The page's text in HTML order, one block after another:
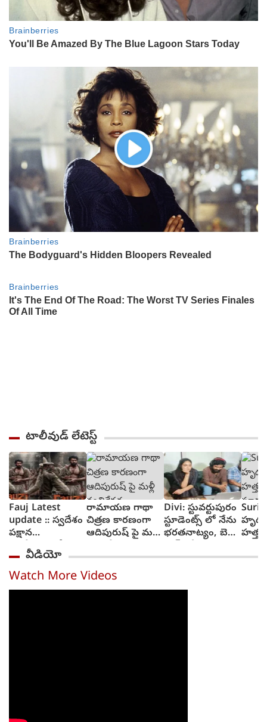
టాలీవుడ్ లేటెస్ట్
Fauj Latest
update :: స్వదేశం
పక్షాన
ఆంగ్లేయులతో
పోరాటానికి దిగిన
ఫౌజీ గా ప్రభాస్
రామాయణ గాథా
చిత్రణ కారణంగా
ఆదిపురుష్ పై మళ్లీ
Divi: స్టువర్టుపురం
స్టూడెంట్స్ లో నేను
భరతనాట్యం, బెల్లి
వీడియో
Watch More Videos